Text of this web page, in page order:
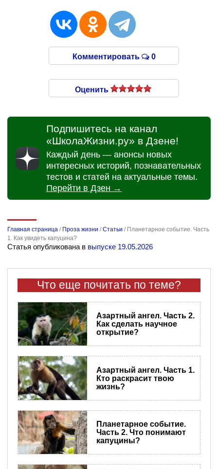
Комментировать 0
Оценить
Подпишитесь на канал
«ШколаЖизни.ру» в Дзене!
Каждый день — анонсы новых
интересных историй, познавательных
тестов и статей на актуальные темы.
Перейти в Дзен →
Главная страница / Проза жизни /Статьи / Планетарное событие. Часть
1. Как увидеть капуцина?
Статья опубликована в выпуске 19.05.2026
Что еще почитать по теме?
​Азартный ангел. Часть 2.
Как сделать научное
открытие?
​Азартный ангел. Часть 1.
Кто раскрасит твою
жизнь?
Планетарное событие.
Часть 2. Что понимают
капуцины?